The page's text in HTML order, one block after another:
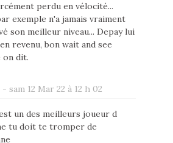
perdu en vélocité...
exemple n'a jamais vraiment
son meilleur niveau... Depay lui
revenu, bon wait and see
on dit.
- sam 12 Mar 22 à 12 h 02
un des meilleurs joueur d
tu doit te tromper de